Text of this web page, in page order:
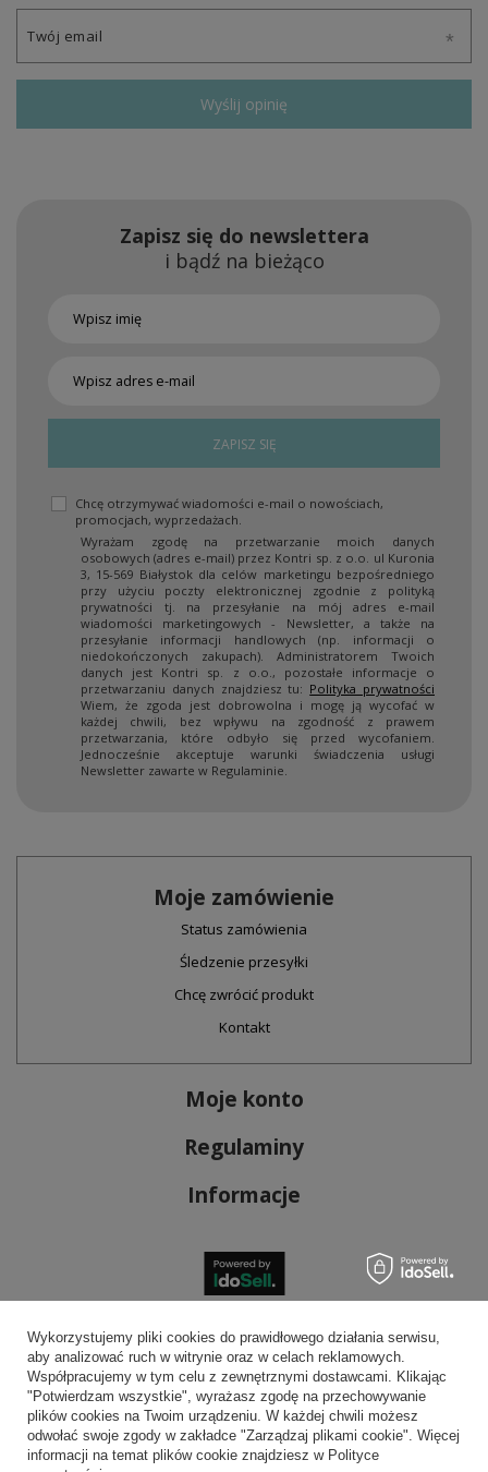
Twój email
Wyślij opinię
Zapisz się do newslettera
i bądź na bieżąco
ZAPISZ SIĘ
Chcę otrzymywać wiadomości e-mail o nowościach,
promocjach, wyprzedażach.
Wyrażam zgodę na przetwarzanie moich danych
osobowych (adres e-mail) przez Kontri sp. z o.o. ul Kuronia
3, 15-569 Białystok dla celów marketingu bezpośredniego
przy użyciu poczty elektronicznej zgodnie z polityką
prywatności tj. na przesyłanie na mój adres e-mail
wiadomości marketingowych - Newsletter, a także na
przesyłanie informacji handlowych (np. informacji o
niedokończonych zakupach). Administratorem Twoich
danych jest Kontri sp. z o.o., pozostałe informacje o
przetwarzaniu danych znajdziesz tu: Polityka prywatności
Wiem, że zgoda jest dobrowolna i mogę ją wycofać w
każdej chwili, bez wpływu na zgodność z prawem
przetwarzania, które odbyło się przed wycofaniem.
Jednocześnie akceptuje warunki świadczenia usługi
Newsletter zawarte w Regulaminie.
Moje zamówienie
Status zamówienia
Śledzenie przesyłki
Chcę zwrócić produkt
Kontakt
Moje konto
Regulaminy
Informacje
Bezpieczne płatności
Wygodna dostawa
Wykorzystujemy pliki cookies do prawidłowego działania serwisu,
aby analizować ruch w witrynie oraz w celach reklamowych.
Współpracujemy w tym celu z zewnętrznymi dostawcami. Klikając
"Potwierdzam wszystkie", wyrażasz zgodę na przechowywanie
plików cookies na Twoim urządzeniu. W każdej chwili możesz
odwołać swoje zgody w zakładce "Zarządzaj plikami cookie". Więcej
informacji na temat plików cookie znajdziesz w Polityce